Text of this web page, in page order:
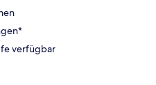
verfügbar